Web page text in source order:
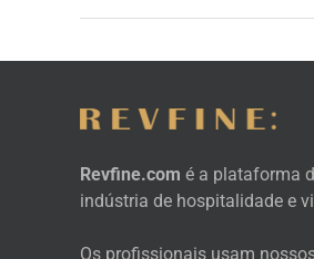
Revfine.com é a plataforma
indústria de hospitalidade e
Os profissionais usam